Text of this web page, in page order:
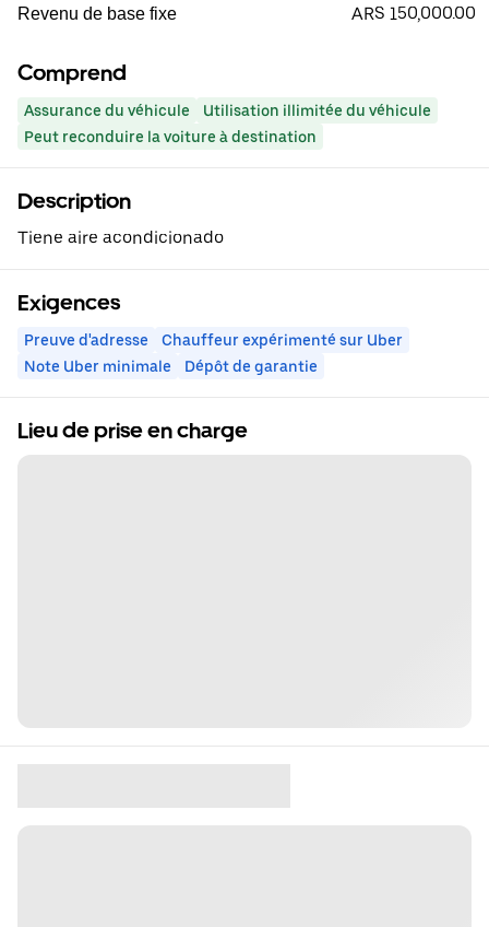
Revenu de base fixe ARS 150,000.00
Comprend
Assurance du véhicule
Utilisation illimitée du véhicule
Peut reconduire la voiture à destination
Description
Tiene aire acondicionado
Exigences
Preuve d'adresse
Chauffeur expérimenté sur Uber
Note Uber minimale
Dépôt de garantie
Lieu de prise en charge